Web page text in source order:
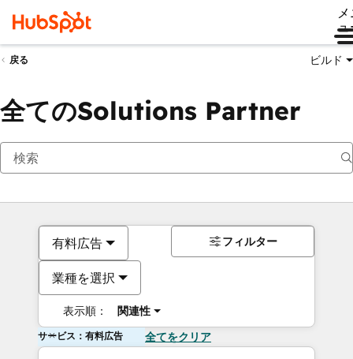
ュ
戻る ビルド
全てのSolutions Partner
有料広告
業種を選択
表示順： 関連性
フィルター
サービス：有料広告 全てをクリア